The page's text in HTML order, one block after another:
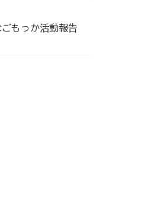
ごもっか活動報告